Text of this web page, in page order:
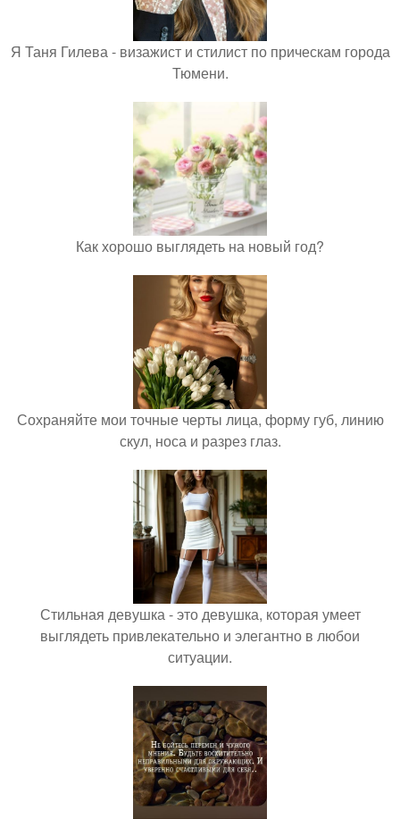
Я Таня Гилева - визажист и стилист по прическам города
Тюмени.
Как хорошо выглядеть на новый год?
Сохраняйте мои точные черты лица, форму губ, линию
скул, носа и разрез глаз.
Стильная девушка - это девушка, которая умеет
выглядеть привлекательно и элегантно в любои
ситуации.